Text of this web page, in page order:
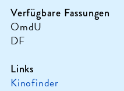
Verfügbare Fassungen
OmdU
DF
Links
Kinofinder